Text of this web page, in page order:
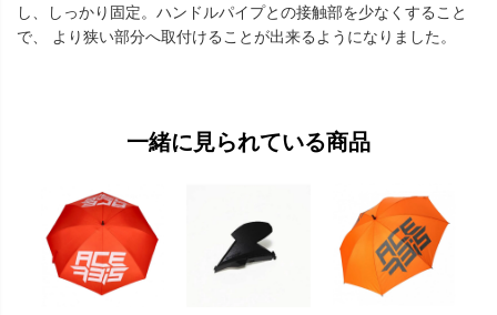
し、しっかり固定。ハンドルパイプとの接触部を少なくすること
で、 より狭い部分へ取付けることが出来るようになりました。
一緒に見られている商品